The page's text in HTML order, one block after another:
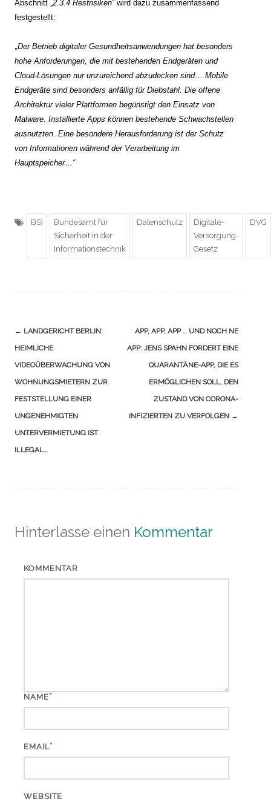
Abschnitt „2.3.4 Restrisiken“wird dazu zusammenfassend
festgestellt:
„Der Betrieb digitaler Gesundheitsanwendungen hat besonders
hohe Anforderungen, die mit bestehenden Endgeräten und
Cloud-Lösungen nur unzureichend abzudecken sind… Mobile
Endgeräte sind besonders anfällig für Diebstahl. Die offene
Architektur vieler Plattformen begünstigt den Einsatz von
Malware. Installierte Apps können bestehende Schwachstellen
ausnutzten. Eine besondere Herausforderung ist der Schutz
von Informationen während der Verarbeitung im
Hauptspeicher…“
BSI
Bundesamt für
Sicherheit in der
Informationstechnik
Datenschutz
Digitale-
Versorgung-
Gesetz
DVG
Navigation
(Beiträge)
← LANDGERICHT BERLIN:
HEIMLICHE
VIDEOÜBERWACHUNG VON
WOHNUNGSMIETERN ZUR
FESTSTELLUNG EINER
UNGENEHMIGTEN
UNTERVERMIETUNG IST
ILLEGAL…
APP, APP, APP … UND NOCH NE
APP: JENS SPAHN FORDERT EINE
QUARANTÄNE-APP, DIE ES
ERMÖGLICHEN SOLL, DEN
ZUSTAND VON CORONA-
INFIZIERTEN ZU VERFOLGEN →
Hinterlasse einen Kommentar
KOMMENTAR
NAME*
EMAIL*
WEBSITE